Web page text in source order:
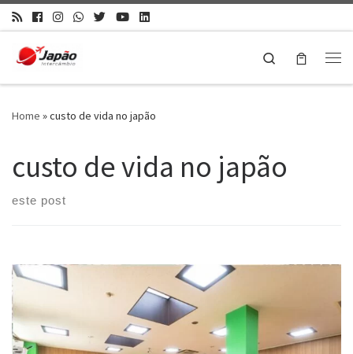
Search
Home »custo de vida no japão
custo de vida no japão
este post